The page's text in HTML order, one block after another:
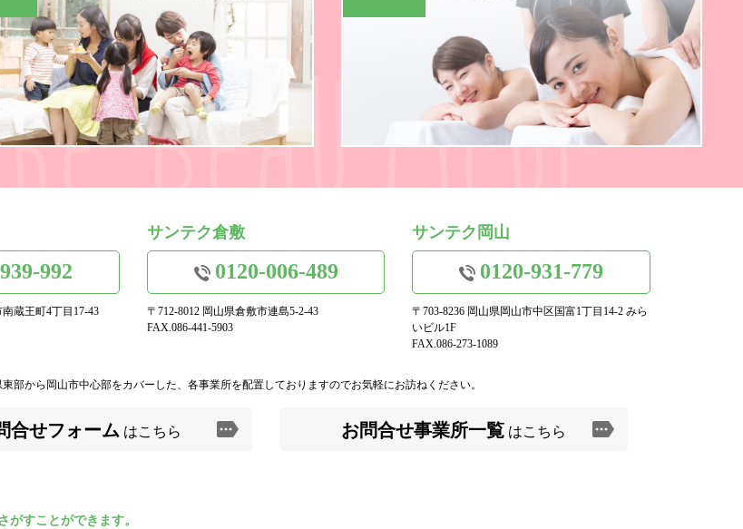
992
蔵王町4丁目17-43
サンテク倉敷
0120-006-489
〒712-8012 岡山県倉敷市連島5-2-43
FAX.086-441-5903
サンテク岡山
0120-931-779
〒703-8236 岡山県岡山市中区国富1丁目14-2 みら
いビル1F
FAX.086-273-1089
部から岡山市中心部をカバーした、各事業所を配置しておりますのでお気軽にお訪ねください。
合せフォーム はこちら お問合せ事業所一覧 はこちら
がすことができます。